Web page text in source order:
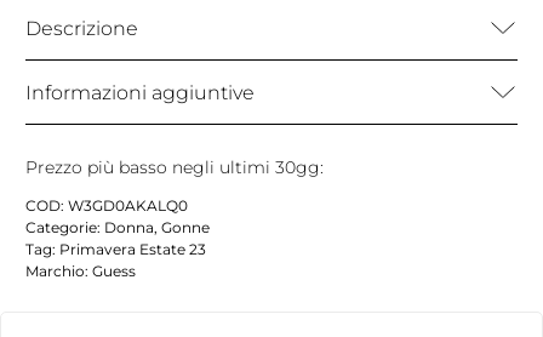
Descrizione
Informazioni aggiuntive
Prezzo più basso negli ultimi 30gg:
COD: W3GD0AKALQ0
Categorie: Donna, Gonne
Tag: Primavera Estate 23
Marchio: Guess